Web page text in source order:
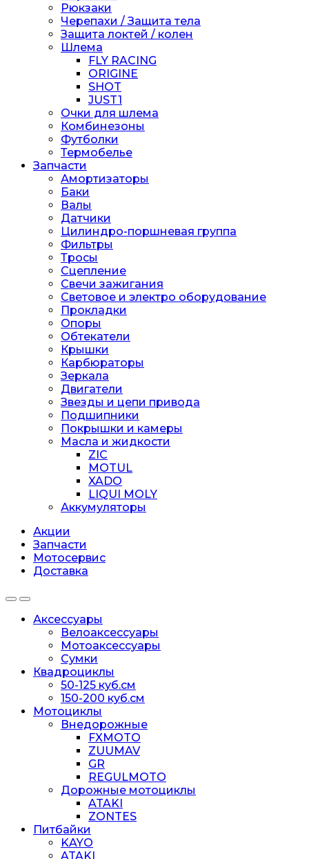
Рюкзаки
Черепахи / Защита тела
Защита локтей / колен
Шлема
FLY RACING
ORIGINE
SHOT
JUST1
Очки для шлема
Комбинезоны
Футболки
Термобелье
Запчасти
Амортизаторы
Баки
Валы
Датчики
Цилиндро-поршневая группа
Фильтры
Тросы
Сцепление
Свечи зажигания
Световое и электро оборудование
Прокладки
Опоры
Обтекатели
Крышки
Карбюраторы
Зеркала
Двигатели
Звезды и цепи привода
Подшипники
Покрышки и камеры
Масла и жидкости
ZIC
MOTUL
XADO
LIQUI MOLY
Аккумуляторы
Акции
Запчасти
Мотосервис
Доставка
Аксессуары
Велоаксессуары
Мотоаксессуары
Сумки
Квадроциклы
50-125 куб.см
150-200 куб.см
Мотоциклы
Внедорожные
FXMOTO
ZUUMAV
GR
REGULMOTO
Дорожные мотоциклы
ATAKI
ZONTES
Питбайки
KAYO
ATAKI